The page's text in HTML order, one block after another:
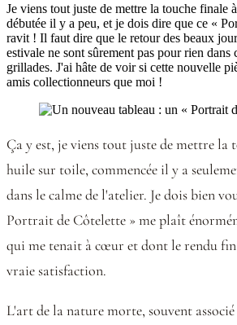
Je viens tout juste de mettre la touche finale
débutée il y a peu, et je dois dire que ce «
ravit ! Il faut dire que le retour des beaux
estivale ne sont sûrement pas pour rien dans
grillades. J'ai hâte de voir si cette nouvelle
amis collectionneurs que moi !
Ça y est, je viens tout juste de mettre la
huile sur toile, commencée il y a
dans le calme de l'atelier. Je dois bien
Portrait de Côtelette » me plaît
qui me tenait à cœur et dont le rendu
vraie satisfaction.
L'art de la nature morte, souvent